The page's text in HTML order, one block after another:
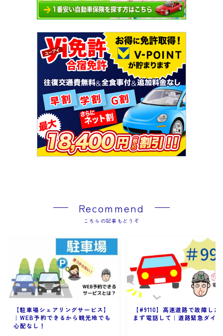
Recommend
こちらの記事もどうぞ
【駐車場シェアリングサービス】
｜WEB予約できるから観光地でも
心配なし！
【#9110】高速道路で故障した
まず電話して｜道路緊急ダイ